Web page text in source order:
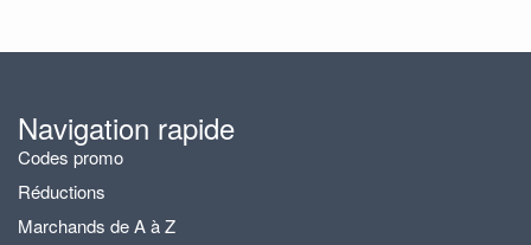
Navigation rapide
Codes promo
Réductions
Marchands de A à Z